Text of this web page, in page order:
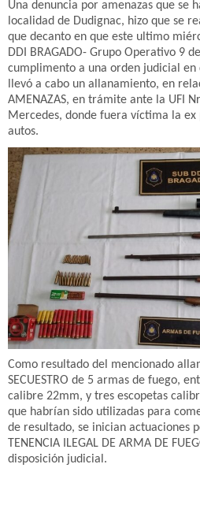
Una denuncia por amenazas que se
localidad de Dudignac, hizo que se
que decanto en que este ultimo
DDI BRAGADO- Grupo Operativo 9
cumplimento a una orden judicial en
llevó a cabo un allanamiento, en
AMENAZAS, en trámite ante la UFI
Mercedes, donde fuera víctima la
autos.
Como resultado del mencionado
SECUESTRO de 5 armas de fuego,
calibre 22mm, y tres escopetas
que habrían sido utilizadas para
de resultado, se inician actuaciones
TENENCIA ILEGAL DE ARMA DE
disposición judicial.